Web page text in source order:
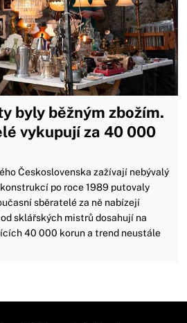
byly běžným zbožím.
vykupují za 40 000
Československa zažívají nebývalý
po roce 1989 putovaly
sběratelé za ně nabízejí
sklářských mistrů dosahují na
40 000 korun a trend neustále